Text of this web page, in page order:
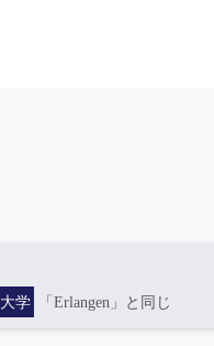
大学 「Erlangen」と同じ